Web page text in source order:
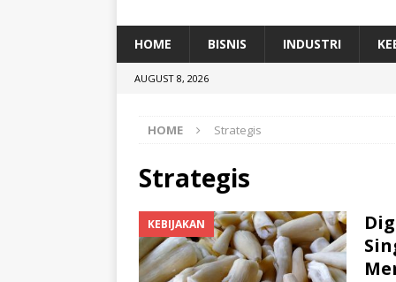
[ July 11, 2026 ] Dari Limbah ke Pakan
HOME BISNIS INDUSTRI
AUGUST 8, 2026
HOME Strategis
Strategis
KEBIJAKAN